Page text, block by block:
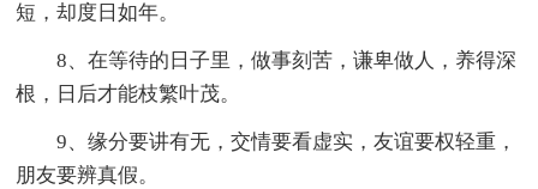
短，却度日如年。
8、在等待的日子里，做事刻苦，谦卑做人，养得深
根，日后才能枝繁叶茂。
9、缘分要讲有无，交情要看虚实，友谊要权轻重，
朋友要辨真假。